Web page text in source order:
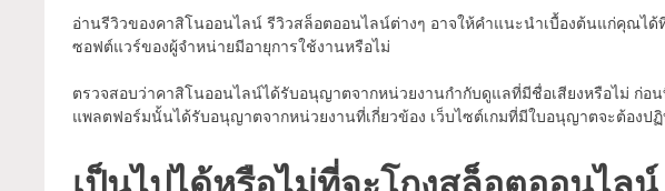
อ่านรีวิวของคาสิโนออนไลน์ รีวิวสล็อตออนไลน์ต่างๆ อาจให้คำแนะนำเบื้องต้นแก่คุณไ
ซอฟต์แวร์ของผู้จำหน่ายมีอายุการใช้งานหรือไม่
ตรวจสอบว่าคาสิโนออนไลน์ได้รับอนุญาตจากหน่วยงานกำกับดูแลที่มีชื่อเสียงหรือไม่ ก่อ
แพลตฟอร์มนั้นได้รับอนุญาตจากหน่วยงานที่เกี่ยวข้อง เว็บไซต์เกมที่มีใบอนุญาตจะต้องปฏิ